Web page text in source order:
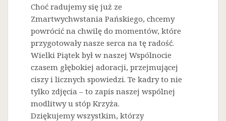
Choć radujemy się już ze
Zmartwychwstania Pańskiego, chcemy
powrócić na chwilę do momentów, które
przygotowały nasze serca na tę radość.
Wielki Piątek był w naszej Wspólnocie
czasem głębokiej adoracji, przejmującej
ciszy i licznych spowiedzi. Te kadry to nie
tylko zdjęcia – to zapis naszej wspólnej
modlitwy u stóp Krzyża.
Dziękujemy wszystkim, którzy